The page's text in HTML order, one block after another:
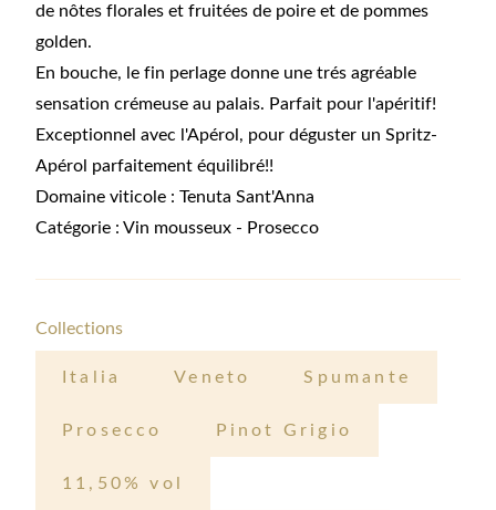
de nôtes florales et fruitées de poire et de pommes
golden.
En bouche, le fin perlage donne une trés agréable
sensation crémeuse au palais. Parfait pour l'apéritif!
Exceptionnel avec l'Apérol, pour déguster un Spritz-
Apérol parfaitement équilibré!!
Domaine viticole : Tenuta Sant'Anna
Catégorie : Vin mousseux - Prosecco
Collections
Italia Veneto Spumante
Prosecco Pinot Grigio
11,50% vol